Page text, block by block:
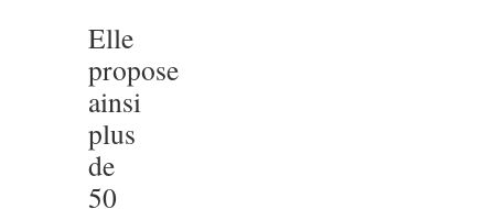
Elle
propose
ainsi
plus
de
50